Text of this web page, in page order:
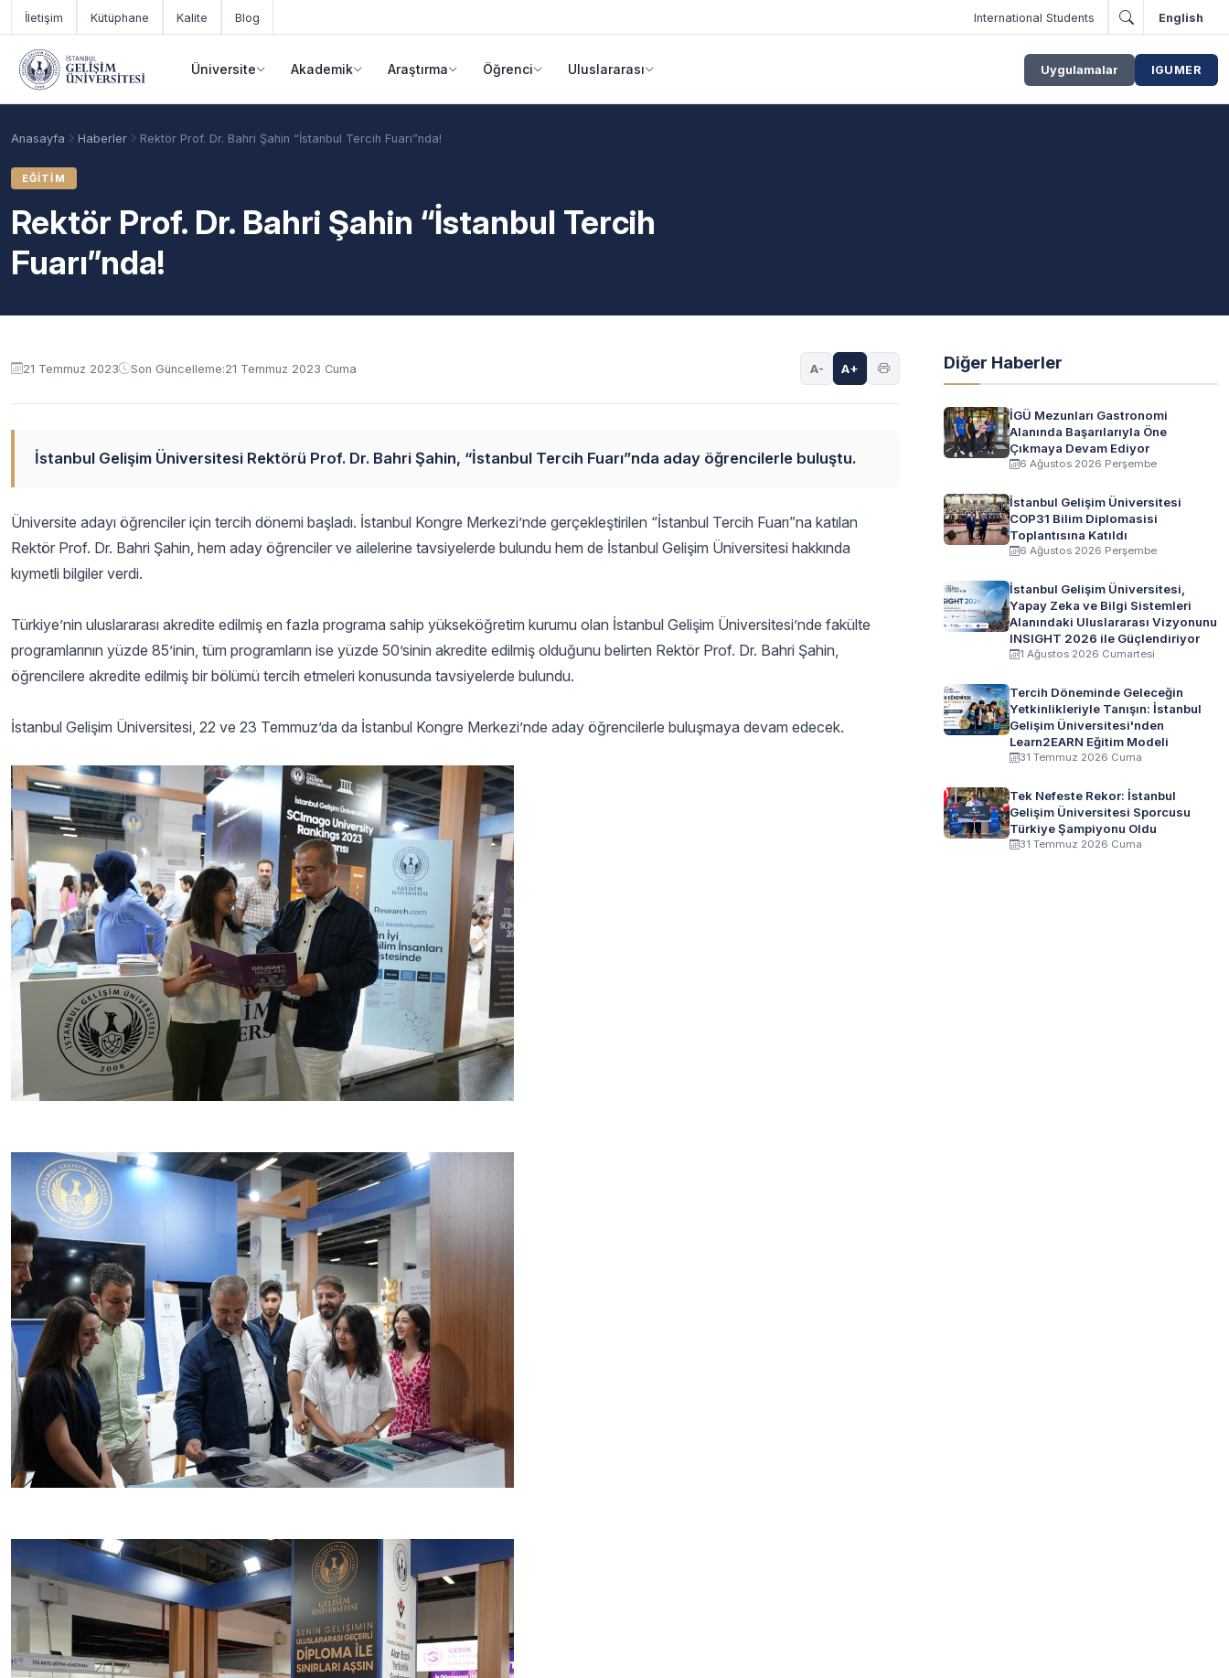
Ana içeriğe geç
İletişim Kütüphane Kalite Blog International Students English
Üniversite Akademik Araştırma Öğrenci Uluslararası Uygulamalar IGUMER
Anasayfa Haberler Rektör Prof. Dr. Bahri Şahin “İstanbul Tercih Fuarı”nda!
EĞITIM
Rektör Prof. Dr. Bahri Şahin “İstanbul Tercih
Fuarı”nda!
21 Temmuz 2023 Son Güncelleme:21 Temmuz 2023 Cuma A- A+
İstanbul Gelişim Üniversitesi Rektörü Prof. Dr. Bahri Şahin, “İstanbul Tercih Fuarı”nda aday öğrencilerle buluştu.
Üniversite adayı öğrenciler için tercih dönemi başladı. İstanbul Kongre Merkezi’nde gerçekleştirilen “İstanbul Tercih Fuarı”na katılan
Rektör Prof. Dr. Bahri Şahin, hem aday öğrenciler ve ailelerine tavsiyelerde bulundu hem de İstanbul Gelişim Üniversitesi hakkında
kıymetli bilgiler verdi.
Türkiye’nin uluslararası akredite edilmiş en fazla programa sahip yükseköğretim kurumu olan İstanbul Gelişim Üniversitesi’nde fakülte
programlarının yüzde 85’inin, tüm programların ise yüzde 50’sinin akredite edilmiş olduğunu belirten Rektör Prof. Dr. Bahri Şahin,
öğrencilere akredite edilmiş bir bölümü tercih etmeleri konusunda tavsiyelerde bulundu.
İstanbul Gelişim Üniversitesi, 22 ve 23 Temmuz’da da İstanbul Kongre Merkezi’nde aday öğrencilerle buluşmaya devam edecek.
Diğer Haberler
İGÜ Mezunları Gastronomi
Alanında Başarılarıyla Öne
Çıkmaya Devam Ediyor
6 Ağustos 2026 Perşembe
İstanbul Gelişim Üniversitesi
COP31 Bilim Diplomasisi
Toplantısına Katıldı
6 Ağustos 2026 Perşembe
İstanbul Gelişim Üniversitesi,
Yapay Zeka ve Bilgi Sistemleri
Alanındaki Uluslararası Vizyonunu
INSIGHT 2026 ile Güçlendiriyor
1 Ağustos 2026 Cumartesi
Tercih Döneminde Geleceğin
Yetkinlikleriyle Tanışın: İstanbul
Gelişim Üniversitesi'nden
Learn2EARN Eğitim Modeli
31 Temmuz 2026 Cuma
Tek Nefeste Rekor: İstanbul
Gelişim Üniversitesi Sporcusu
Türkiye Şampiyonu Oldu
31 Temmuz 2026 Cuma